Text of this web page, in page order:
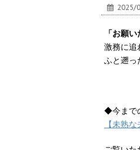
2025/
「お願
激務に追
ふと遡っ
◆今まで
【未熟